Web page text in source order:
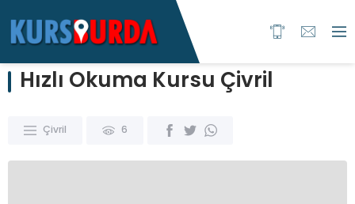
Hızlı Okuma Kursu Çivril
Çivril 6